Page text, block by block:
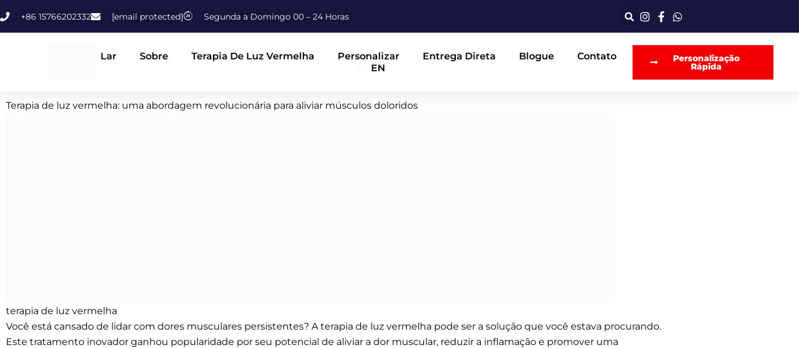
para
+86 15766202332 [email protected] Segunda a Domingo 00 – 24 Horas
Lar Sobre Terapia De Luz Vermelha Personalizar Entrega Direta Blogue
Contato
EN
Personalização
Rápida
Terapia de luz vermelha: uma abordagem revolucionária para aliviar músculos doloridos
terapia de luz vermelha
Você está cansado de lidar com dores musculares persistentes? A terapia de luz vermelha pode ser a solução que você estava procurando.
Este tratamento inovador ganhou popularidade por seu potencial de aliviar a dor muscular, reduzir a inflamação e promover uma